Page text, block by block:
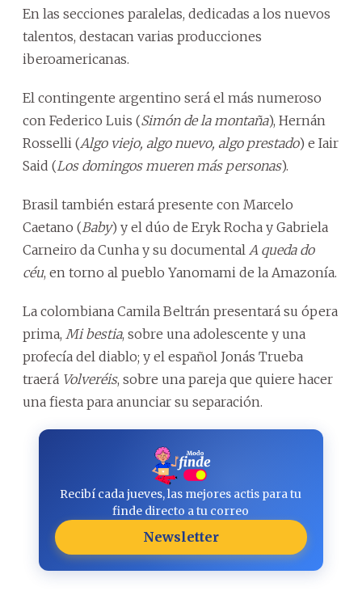
En las secciones paralelas, dedicadas a los nuevos
talentos, destacan varias producciones
iberoamericanas.
El contingente argentino será el más numeroso
con Federico Luis (Simón de la montaña), Hernán
Rosselli (Algo viejo, algo nuevo, algo prestado) e Iair
Said (Los domingos mueren más personas).
Brasil también estará presente con Marcelo
Caetano (Baby) y el dúo de Eryk Rocha y Gabriela
Carneiro da Cunha y su documental A queda do
céu, en torno al pueblo Yanomami de la Amazonía.
La colombiana Camila Beltrán presentará su ópera
prima, Mi bestia, sobre una adolescente y una
profecía del diablo; y el español Jonás Trueba
traerá Volveréis, sobre una pareja que quiere hacer
una fiesta para anunciar su separación.
Recibí cada jueves, las mejores actis para tu
finde directo a tu correo
Newsletter